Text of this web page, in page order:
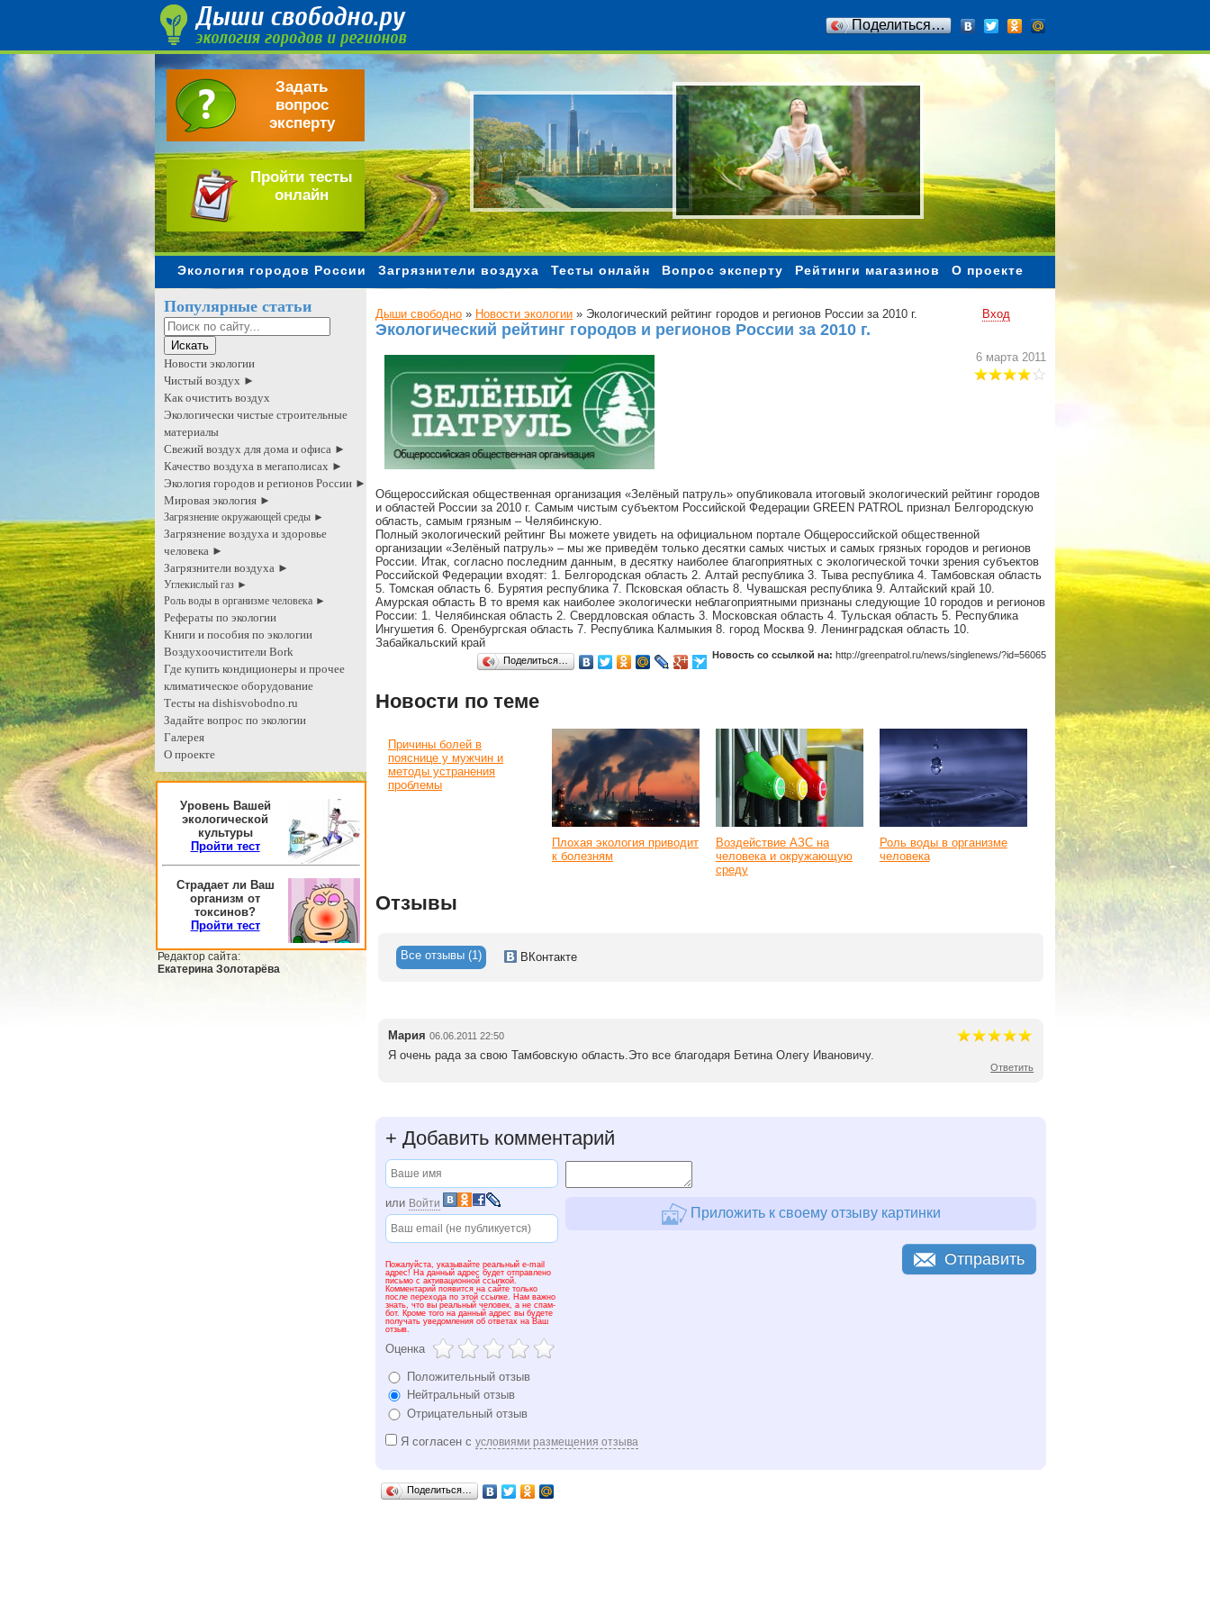
Поделиться…
Задать
вопрос
эксперту
Пройти тесты
онлайн
Чистый воздух
Экология городов России Загрязнители воздуха Тесты онлайн Вопрос эксперту Рейтинги магазинов О проекте
Популярные статьи
Новости экологии
Чистый воздух ►
Как очистить воздух
Экологически чистые строительные
материалы
Свежий воздух для дома и офиса ►
Качество воздуха в мегаполисах ►
Экология городов и регионов России ►
Мировая экология ►
Загрязнение окружающей среды ►
Загрязнение воздуха и здоровье
человека ►
Загрязнители воздуха ►
Углекислый газ ►
Роль воды в организме человека ►
Рефераты по экологии
Книги и пособия по экологии
Воздухоочистители Bork
Где купить кондиционеры и прочее
климатическое оборудование
Тесты на dishisvobodno.ru
Задайте вопрос по экологии
Галерея
О проекте
Уровень Вашей
экологической
культуры
Пройти тест
Страдает ли Ваш
организм от
токсинов?
Пройти тест
Редактор сайта:
Екатерина Золотарёва
Дыши свободно » Новости экологии » Экологический рейтинг городов и регионов России за 2010 г. Вход
Экологический рейтинг городов и регионов России за 2010 г.
6 марта 2011
Общероссийская общественная организация «Зелёный патруль» опубликовала итоговый экологический рейтинг городов
и областей России за 2010 г. Самым чистым субъектом Российской Федерации GREEN PATROL признал Белгородскую
область, самым грязным – Челябинскую.
Полный экологический рейтинг Вы можете увидеть на официальном портале Общероссийской общественной
организации «Зелёный патруль» – мы же приведём только десятки самых чистых и самых грязных городов и регионов
России. Итак, согласно последним данным, в десятку наиболее благоприятных с экологической точки зрения субъектов
Российской Федерации входят: 1. Белгородская область 2. Алтай республика 3. Тыва республика 4. Тамбовская область
5. Томская область 6. Бурятия республика 7. Псковская область 8. Чувашская республика 9. Алтайский край 10.
Амурская область В то время как наиболее экологически неблагоприятными признаны следующие 10 городов и регионов
России: 1. Челябинская область 2. Свердловская область 3. Московская область 4. Тульская область 5. Республика
Ингушетия 6. Оренбургская область 7. Республика Калмыкия 8. город Москва 9. Ленинградская область 10.
Забайкальский край
Новость со ссылкой на: http://greenpatrol.ru/news/singlenews/?id=56065
Поделиться…
Новости по теме
Причины болей в
пояснице у мужчин и
методы устранения
проблемы
Плохая экология приводит
к болезням
Воздействие АЗС на
человека и окружающую
среду
Роль воды в организме
человека
Отзывы
Все отзывы (1) ВКонтакте
Мария 06.06.2011 22:50
Я очень рада за свою Тамбовскую область.Это все благодаря Бетина Олегу Ивановичу.
Ответить
+ Добавить комментарий
или Войти
Пожалуйста, указывайте реальный e-mail
адрес! На данный адрес будет отправлено
письмо с активационной ссылкой.
Комментарий появится на сайте только
после перехода по этой ссылке. Нам важно
знать, что вы реальный человек, а не спам-
бот. Кроме того на данный адрес вы будете
получать уведомления об ответах на Ваш
отзыв.
Оценка
Положительный отзыв
Нейтральный отзыв
Отрицательный отзыв
Приложить к своему отзыву картинки
Я согласен с условиями размещения отзыва
Отправить
Поделиться…